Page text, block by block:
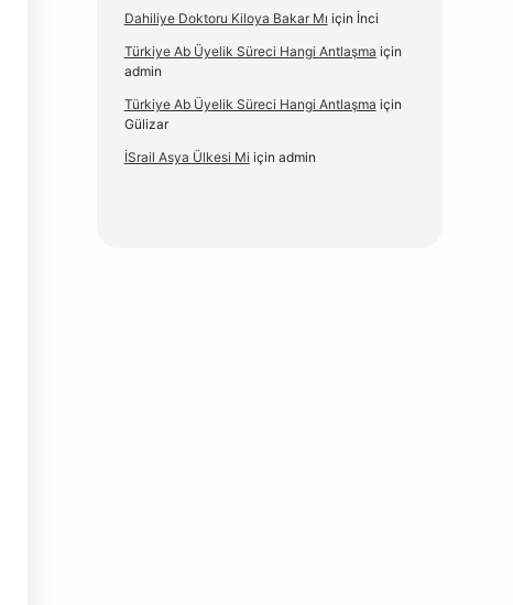
Dahiliye Doktoru Kiloya Bakar Mı için İnci
Türkiye Ab Üyelik Süreci Hangi Antlaşma için
admin
Türkiye Ab Üyelik Süreci Hangi Antlaşma için
Gülizar
İSrail Asya Ülkesi Mi için admin